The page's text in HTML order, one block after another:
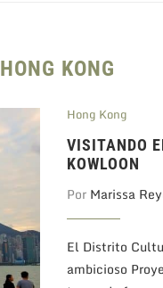
HONG KONG
Hong Kong
VISITANDO
KOWLOON
Por Marissa
El Distrito
ambicioso